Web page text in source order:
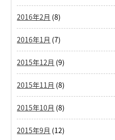
2016年2月 (8)
2016年1月 (7)
2015年12月 (9)
2015年11月 (8)
2015年10月 (8)
2015年9月 (12)